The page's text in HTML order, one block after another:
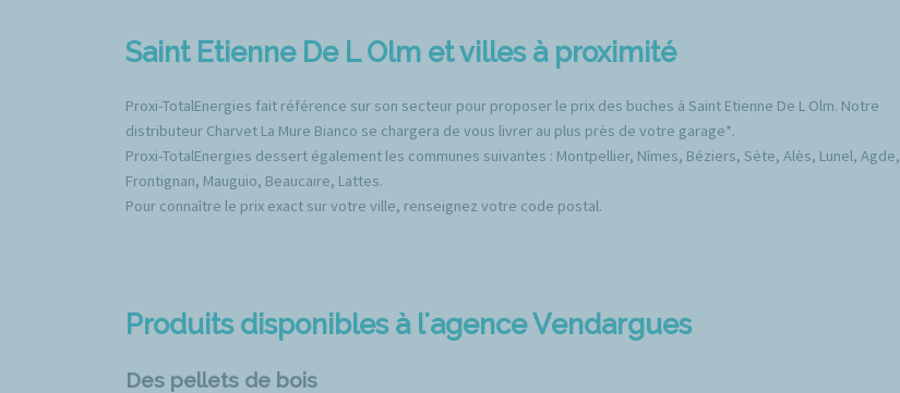
Saint Etienne De L Olm et villes à proximité
Proxi-TotalEnergies fait référence sur son secteur pour proposer le prix des buches à Saint Etienne De L Olm. Notre
distributeur Charvet La Mure Bianco se chargera de vous livrer au plus près de votre garage*.
Proxi-TotalEnergies dessert également les communes suivantes : Montpellier, Nîmes, Béziers, Sète, Alès, Lunel, Agde,
Frontignan, Mauguio, Beaucaire, Lattes.
Pour connaître le prix exact sur votre ville, renseignez votre code postal.
Produits disponibles à l'agence Vendargues
Des pellets de bois